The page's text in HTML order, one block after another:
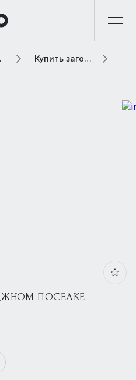
Купить загородную элитную недвижимость
ПОСЕЛКЕ